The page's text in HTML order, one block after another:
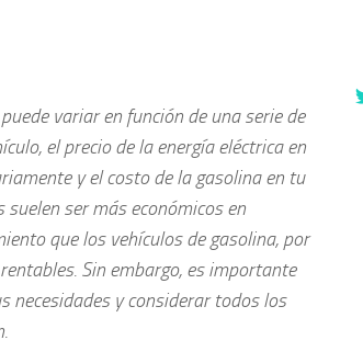
variar en función de una serie de
el precio de la energía eléctrica en
y el costo de la gasolina en tu
suelen ser más económicos en
que los vehículos de gasolina, por
Sin embargo, es importante
necesidades y considerar todos los